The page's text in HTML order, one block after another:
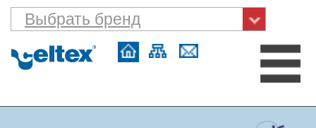
Выбрать бренд